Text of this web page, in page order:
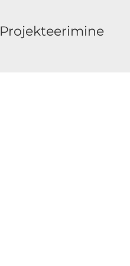
Projekteerimine